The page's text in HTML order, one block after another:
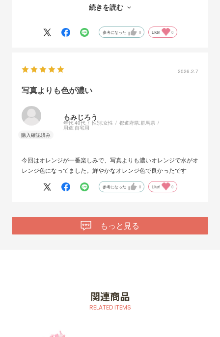
おまかせは自分のイメージと違う場合があるなと思いました。
続きを読む
参考になった 0 Like! 0
2026.2.7
写真よりも色が濃い
もみじろう
年代:40代 性別:女性 都道府県:群馬県
用途:自宅用
今回はオレンジが一番楽しみで、写真よりも濃いオレンジで水がオ
レンジ色になってました。鮮やかなオレンジ色で良かったです
参考になった 0 Like! 0
もっと見る
関連商品
RELATED ITEMS